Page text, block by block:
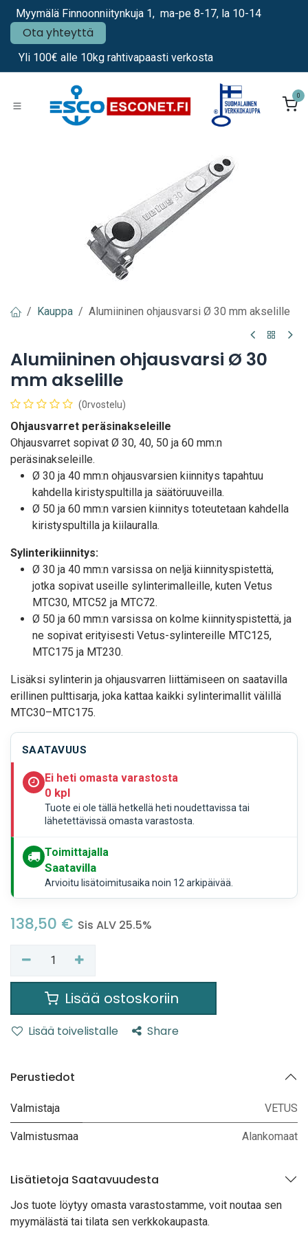
Siirry sisältöön
Myymälä Finnoonniitynkuja 1, ma-pe 8-17, la 10-14
Ota yhteyttä
Yli 100€ alle 10kg rahtivapaasti verkosta
0
Kauppa Alumiininen ohjausvarsi Ø 30 mm akselille
Alumiininen ohjausvarsi Ø 30
mm akselille
(0rvostelu)
Ohjausvarret peräsinakseleille
Ohjausvarret sopivat Ø 30, 40, 50 ja 60 mm:n
peräsinakseleille.
Ø 30 ja 40 mm:n ohjausvarsien kiinnitys tapahtuu
kahdella kiristyspultilla ja säätöruuveilla.
Ø 50 ja 60 mm:n varsien kiinnitys toteutetaan kahdella
kiristyspultilla ja kiilauralla.
Sylinterikiinnitys:
Ø 30 ja 40 mm:n varsissa on neljä kiinnityspistettä,
jotka sopivat useille sylinterimalleille, kuten Vetus
MTC30, MTC52 ja MTC72.
Ø 50 ja 60 mm:n varsissa on kolme kiinnityspistettä, ja
ne sopivat erityisesti Vetus-sylintereille MTC125,
MTC175 ja MT230.
Lisäksi sylinterin ja ohjausvarren liittämiseen on saatavilla
erillinen pulttisarja, joka kattaa kaikki sylinterimallit välillä
MTC30–MTC175.
SAATAVUUS
Ei heti omasta varastosta
0 kpl
Tuote ei ole tällä hetkellä heti noudettavissa tai
lähetettävissä omasta varastosta.
Toimittajalla
Saatavilla
Arvioitu lisätoimitusaika noin 12 arkipäivää.
138,50 € Sis ALV 25.5%
Lisää ostoskoriin
Lisää toivelistalle Share
Perustiedot
Valmistaja VETUS
Valmistusmaa Alankomaat
Lisätietoja Saatavuudesta
Jos tuote löytyy omasta varastostamme, voit noutaa sen
myymälästä tai tilata sen verkkokaupasta.